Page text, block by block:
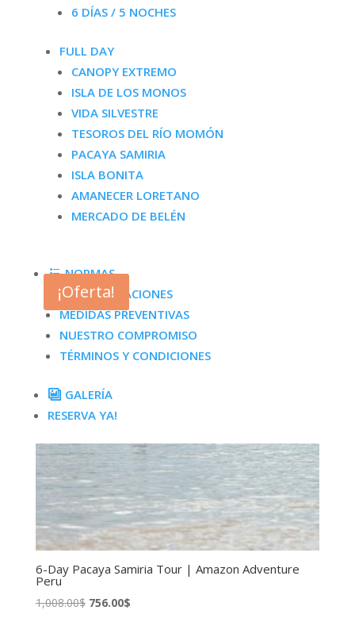
6 DÍAS / 5 NOCHES
FULL DAY
CANOPY EXTREMO
ISLA DE LOS MONOS
VIDA SILVESTRE
TESOROS DEL RÍO MOMÓN
PACAYA SAMIRIA
ISLA BONITA
AMANECER LORETANO
MERCADO DE BELÉN
NORMAS
RECOMENDACIONES
MEDIDAS PREVENTIVAS
NUESTRO COMPROMISO
TÉRMINOS Y CONDICIONES
GALERÍA
RESERVA YA!
5-Day Pacaya Samiria Tour | Amazon Adventure
Peru
840.00 $El
era:
840.00$.
630.00$El
es:
630.00$.
¡Oferta!
6-Day Pacaya Samiria Tour | Amazon Adventure
Peru
1,008.00$ El
756.00$El